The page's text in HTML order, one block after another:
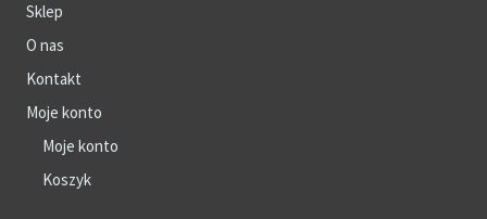
Sklep
O nas
Kontakt
Moje konto
Moje konto
Koszyk